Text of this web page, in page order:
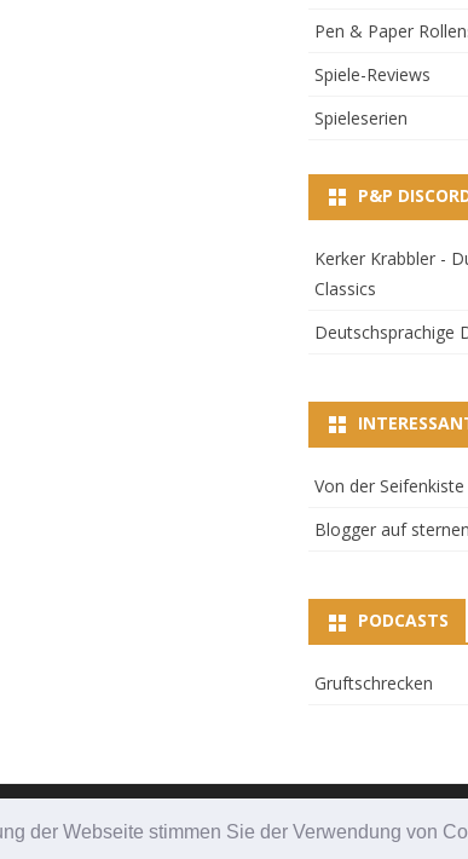
der Webseite stimmen Sie der Verwendung von
Pen & Paper
Spiele-Reviews
Spieleserien
P&P
Kerker Krabbler -
Classics
Deutschsprachige
Von der
Blogger auf
PODCASTS
Gruftschrecken